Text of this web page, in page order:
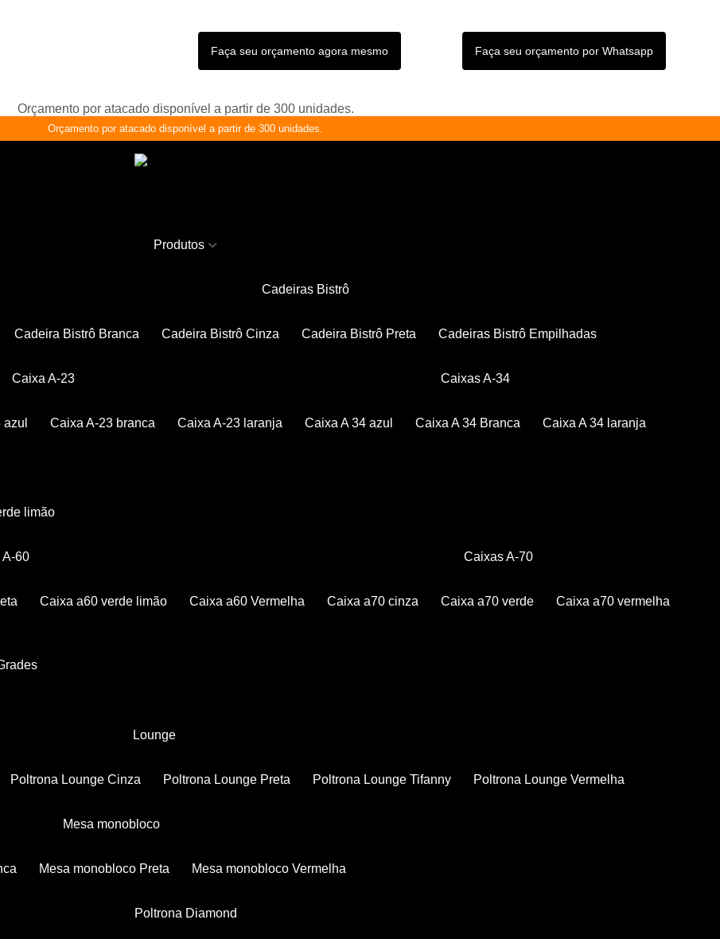
Faça seu orçamento agora mesmo Faça seu orçamento por Whatsapp
Orçamento por atacado disponível a partir de 300 unidades.
Orçamento por atacado disponível a partir de 300 unidades.
Produtos
Cadeiras Bistrô
Cadeira Bistrô Branca Cadeira Bistrô Cinza Cadeira Bistrô Preta Cadeiras Bistrô Empilhadas
Caixa A-23
azul Caixa A-23 branca Caixa A-23 laranja
Caixas A-34
Caixa A 34 azul Caixa A 34 Branca Caixa A 34 laranja
limão
A-60
Caixa a60 verde limão Caixa a60 Vermelha
Caixas A-70
Caixa a70 cinza Caixa a70 verde Caixa a70 vermelha
Grades
Lounge
Poltrona Lounge Cinza Poltrona Lounge Preta Poltrona Lounge Tifanny Poltrona Lounge Vermelha
Mesa monobloco
Mesa monobloco Preta Mesa monobloco Vermelha
Poltrona Diamond